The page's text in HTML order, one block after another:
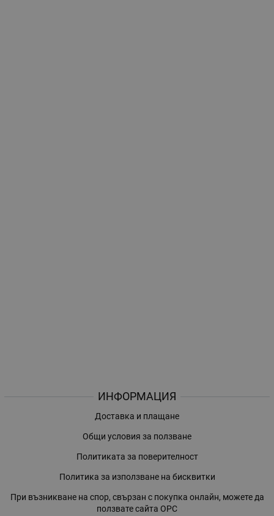
ИНФОРМАЦИЯ
Доставка и плащане
Общи условия за ползване
Политиката за поверителност
Политика за използване на бисквитки
При възникване на спор, свързан с покупка онлайн, можете да
ползвате сайта ОРС